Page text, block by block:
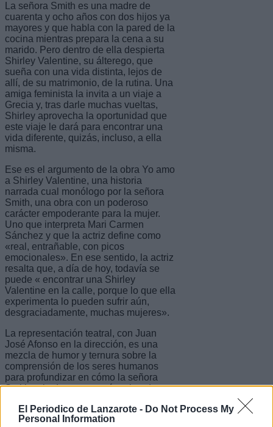
El Periodico de Lanzarote - Do Not Process My
Personal Information
La señora Smith es una madre de
cuarenta y ocho años con dos hijos ya
mayores y que habla con la pared de la
cocina mientras prepara la cena a su
marido. Pero dentro de ella despierta
Shirley Valentine, su álterego, que
sueña con una vida distinta, lejos de
allí, de su matrimonio, de la rutina. Una
amiga feminista la invita a un viaje a
Grecia y, tras darle muchas vueltas,
Shirley aprovecha la oportunidad que
este viaje le dará para encontrar una
vida diferente, quizás, incluso, a ella
misma.
Ese es el argumento de la obra Yo amo
a Shirley Valentine, una historia
narrada cual monólogo por la señora
Smith, una obra con un poderoso
carácter empoderante para la mujer.
Uno que interpreta Mari Carmen
Sánchez y que la actriz define como
«real, entrañable, con picos
emocionales». En ese sentido, la actriz
resalta que, a día de hoy, todavía se
puede « encontrar una Shirley
Valentine en la calle, porque lo que ella
experimenta lo pueden sufrir aún,
desgraciadamente, muchas mujeres».
La representación teatral, con Juan
José Afonso en la dirección, es una
mezcla de humor y ternura sobre la
comprensión de los seres humanos
para profundizar en cómo la señora
Smith sale de su cascarón, abandona
impuesto y se transforma en Shirley
Valentine.